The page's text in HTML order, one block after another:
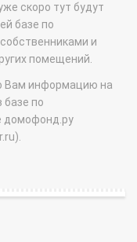
скоро тут будут
базе по
и
помещений.
Вам информацию на
базе по
домофонд.ру